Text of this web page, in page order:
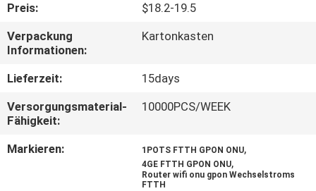
TRETEN
SIE
MIT
UNS
IN
VERBINDUNG
Preis:
$18.2-19.5
Verpackung
Informationen:
Kartonkasten
Lieferzeit:
15days
Versorgungsmaterial-
Fähigkeit:
10000PCS/WEEK
Markieren: 1POTS FTTH GPON ONU,
4GE FTTH GPON ONU,
Router wifi onu gpon Wechselstroms
FTTH